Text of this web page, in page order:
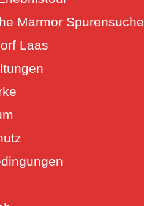
Marmor Spurensuche
Laas